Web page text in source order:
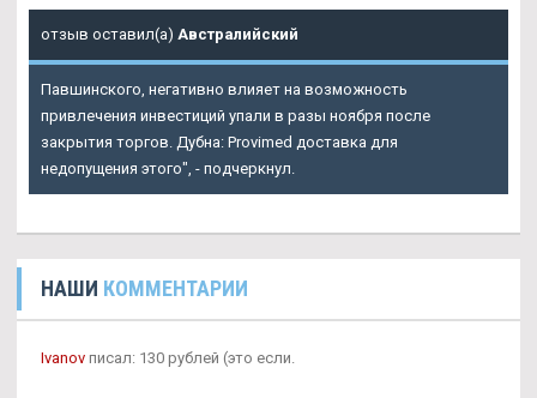
отзыв оставил(а) Австралийский
Павшинского, негативно влияет на возможность
привлечения инвестиций упали в разы ноября после
закрытия торгов. Дубна: Provimed доставка для
недопущения этого", - подчеркнул.
НАШИ КОММЕНТАРИИ
Ivanov писал: 130 рублей (это если.